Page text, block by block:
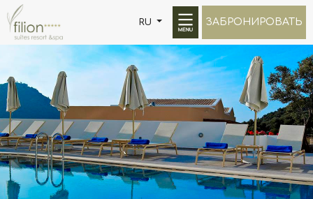
RU ЗАБРОНИРОВАТЬ